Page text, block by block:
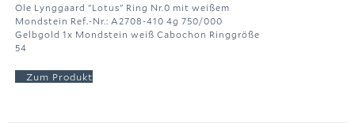
Ole Lynggaard "Lotus" Ring Nr.0 mit weißem
Mondstein Ref.-Nr.: A2708-410 4g 750/000
Gelbgold 1x Mondstein weiß Cabochon Ringgröße
54